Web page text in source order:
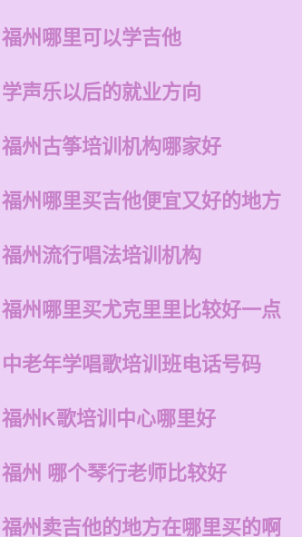
福州哪里可以学吉他
学声乐以后的就业方向
福州古筝培训机构哪家好
福州哪里买吉他便宜又好的地方
福州流行唱法培训机构
福州哪里买尤克里里比较好一点
中老年学唱歌培训班电话号码
福州K歌培训中心哪里好
福州 哪个琴行老师比较好
福州卖吉他的地方在哪里买的啊